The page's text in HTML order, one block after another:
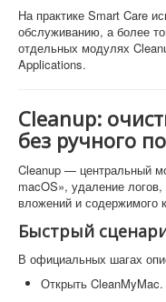
На практике Smart Care
обслуживанию, а более
отдельных модулях
Applications.
Cleanup:
без ручного
Cleanup — центральный
macOS», удаление логов,
вложений и содержимого
Быстрый
В официальных шагах
Открыть CleanMyMac.